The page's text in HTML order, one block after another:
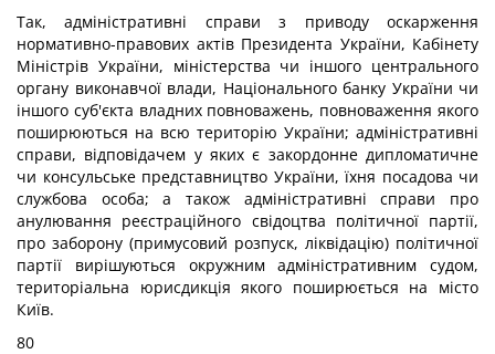
Так, адміністративні справи з приводу оскарження
нормативно-правових актів Президента України, Кабінету
Міністрів України, міністерства чи іншого центрального
органу виконавчої влади, Національного банку України чи
іншого суб'єкта владних повноважень, повноваження якого
поширюються на всю територію України; адміністративні
справи, відповідачем у яких є закордонне дипломатичне
чи консульське представництво України, їхня посадова чи
службова особа; а також адміністративні справи про
анулювання реєстраційного свідоцтва політичної партії,
про заборону (примусовий розпуск, ліквідацію) політичної
партії вирішуються окружним адміністративним судом,
територіальна юрисдикція якого поширюється на місто
Київ.
80